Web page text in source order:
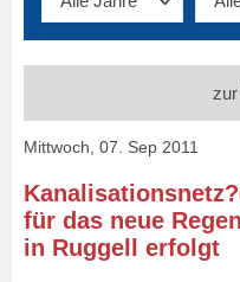
Mittwoch, 07. Sep 2011
für das neue
in Ruggell erfolgt